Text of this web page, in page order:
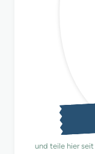
und teile hier